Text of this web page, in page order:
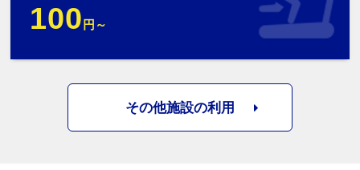
100 円～
その他施設の利用